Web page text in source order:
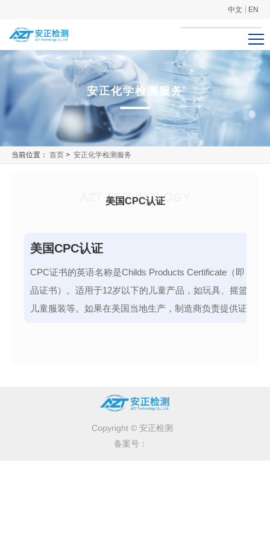
中文 EN
安正化学检测服务
当前位置：首页 >安正化学检测服务
AZT TECHNOLOGY
美国CPC认证
美国CPC认证
CPC证书的英语名称是Childs Products Certificate（即：儿
品证书）。适用于12岁以下的儿童产品，如玩具、摇篮、腰
儿童服装等。如果在美国当地生产，制造商负责提供证书，
Copyright © 安正检测
备案号：